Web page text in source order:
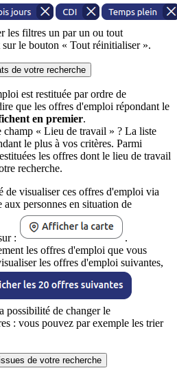
les filtres un par un ou tout
le bouton « Tout réinitialiser ».
de votre recherche
est restituée par ordre de
que les offres d'emploi répondant le
en premier.
champ « Lieu de travail » ? La liste
le plus à vos critères. Parmi
les offres dont le lieu de travail
recherche.
de visualiser ces offres d'emploi via
personnes en situation de
:
.
les offres d'emploi que vous
les offres d'emploi suivantes,
possibilité de changer le
: vous pouvez par exemple les trier
de votre recherche